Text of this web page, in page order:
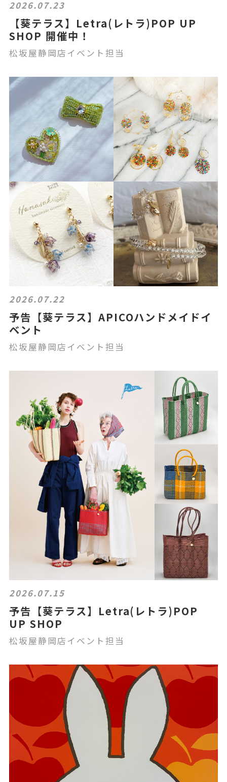
2026.07.23
【葵テラス】Letra(レトラ)POP UP
SHOP 開催中！
松坂屋静岡店イベント担当
2026.07.22
予告【葵テラス】APICOハンドメイドイ
ベント
松坂屋静岡店イベント担当
2026.07.15
予告【葵テラス】Letra(レトラ)POP
UP SHOP
松坂屋静岡店イベント担当